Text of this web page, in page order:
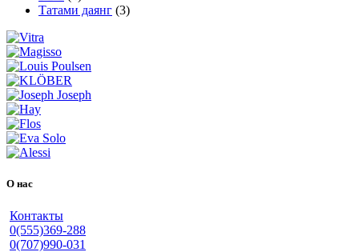
Татами даянг (3)
О нас
Контакты
0(555)369-288
0(707)990-031